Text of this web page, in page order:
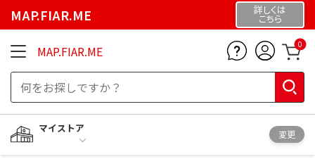
MAP.FIAR.ME 詳しくは
こちら
MAP.FIAR.ME 0
マイストア
変更